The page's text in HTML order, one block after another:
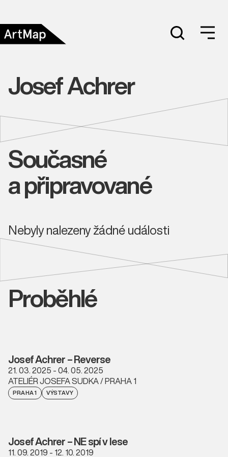
Josef Achrer
Současné
a připravované
Nebyly nalezeny žádné události
Proběhlé
Josef Achrer – Reverse
21. 03. 2025 - 04. 05. 2025
ATELIÉR JOSEFA SUDKA / PRAHA 1
PRAHA 1 VÝSTAVY
Josef Achrer – NE spí v lese
11. 09. 2019 - 12. 10. 2019